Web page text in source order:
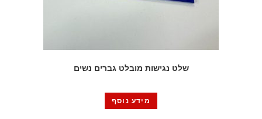
שלט נגישות מובלט גברים נשים
מידע נוסף